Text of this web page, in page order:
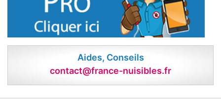
Aides, Conseils
contact@france-nuisibles.fr